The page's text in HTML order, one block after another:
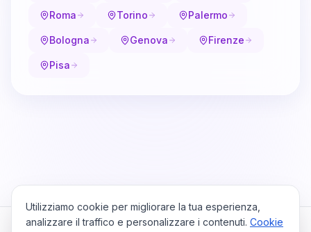
Roma Torino Palermo
Bologna Genova Firenze
Pisa
Utilizziamo cookie per migliorare la tua esperienza,
analizzare il traffico e personalizzare i contenuti. Cookie